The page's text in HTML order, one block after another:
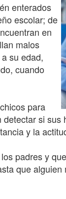
enterados
escolar; de
en
malos
su edad,
cuando
para
si
y la
padres y
que